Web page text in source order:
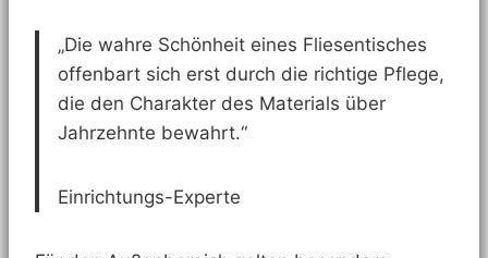
„Die wahre Schönheit eines Fliesentisches
offenbart sich erst durch die richtige Pflege,
die den Charakter des Materials über
Jahrzehnte bewahrt.“
Einrichtungs-Experte